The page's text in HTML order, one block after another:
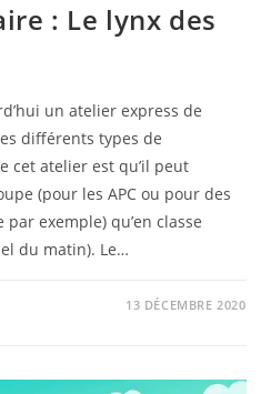
: Le lynx des
un atelier express de
différents types de
cet atelier est qu’il peut
(pour les APC ou pour des
exemple) qu’en classe
du matin). Le…
13 DÉCEMBRE 2020